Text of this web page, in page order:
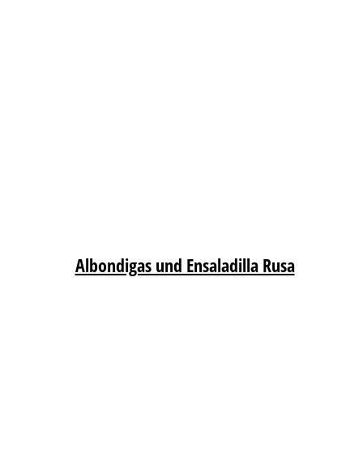
Albondigas und Ensaladilla Rusa